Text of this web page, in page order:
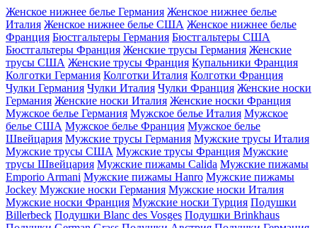
Женское нижнее белье Германия Женское нижнее белье
Италия Женское нижнее белье США Женское нижнее белье
Франция Бюстгальтеры Германия Бюстгальтеры США
Бюстгальтеры Франция Женские трусы Германия Женские
трусы США Женские трусы Франция Купальники Франция
Колготки Германия Колготки Италия Колготки Франция
Чулки Германия Чулки Италия Чулки Франция Женские носки
Германия Женские носки Италия Женские носки Франция
Мужское белье Германия Мужское белье Италия Мужское
белье США Мужское белье Франция Мужское белье
Швейцария Мужские трусы Германия Мужские трусы Италия
Мужские трусы США Мужские трусы Франция Мужские
трусы Швейцария Мужские пижамы Calida Мужские пижамы
Emporio Armani Мужские пижамы Hanro Мужские пижамы
Jockey Мужские носки Германия Мужские носки Италия
Мужские носки Франция Мужские носки Турция Подушки
Billerbeck Подушки Blanc des Vosges Подушки Brinkhaus